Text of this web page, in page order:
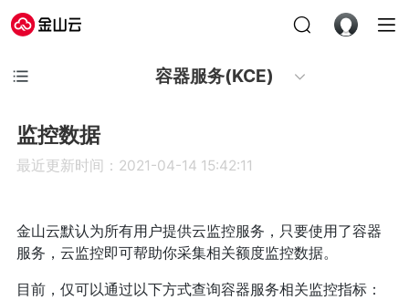
容器服务(KCE)
监控数据
最近更新时间：2021-04-14 15:42:11
金山云默认为所有用户提供云监控服务，只要使用了容器
服务，云监控即可帮助你采集相关额度监控数据。
目前，仅可以通过以下方式查询容器服务相关监控指标：